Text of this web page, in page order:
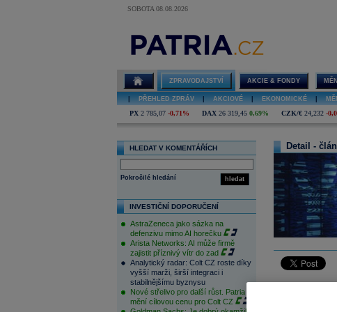
SOBOTA 08.08.2026
ZPRAVODAJSTVÍ AKCIE & FONDY
PŘEHLED ZPRÁV AKCIOVÉ EKONOMICKÉ
PX 2 785,07 -0,71% DAX 26 319,45 0,69% CZK/€ 24,232 -
HLEDAT V KOMENTÁŘÍCH
hledat
Pokročilé hledání
INVESTIČNÍ DOPORUČENÍ
AstraZeneca jako sázka na
defenzivu mimo AI horečku
Arista Networks: AI může firmě
zajistit příznivý vítr do zad
Analytický radar: Colt CZ roste díky
vyšší marži, širší integraci i
stabilnějšímu byznysu
Nové střelivo pro další růst. Patria
mění cílovou cenu pro Colt CZ
Detail -